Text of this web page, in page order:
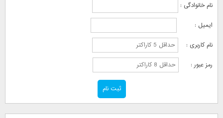
نام خانوادگی :
ایمیل :
نام کاربری :
رمز عبور :